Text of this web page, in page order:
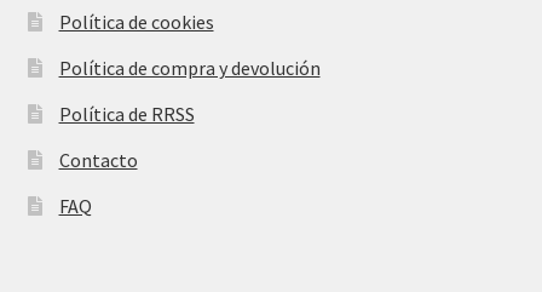
Política de cookies
Política de compra y devolución
Política de RRSS
Contacto
FAQ